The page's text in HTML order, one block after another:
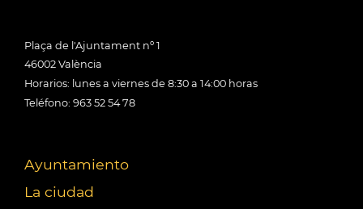
Plaça de l'Ajuntament nº 1
46002 València
Horarios: lunes a viernes de 8:30 a 14:00 horas
Teléfono: 963 52 54 78
Ayuntamiento
La ciudad